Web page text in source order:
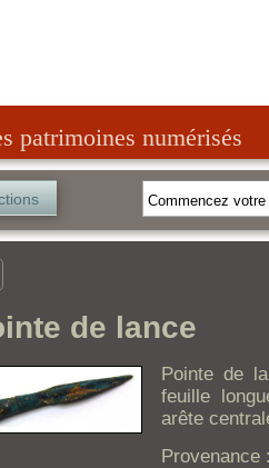
patrimoines numérisés
de lance
Pointe de
feuille
arête
Provenance